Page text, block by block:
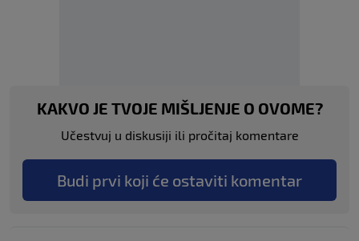
KAKVO JE TVOJE MIŠLJENJE O OVOME?
Učestvuj u diskusiji ili pročitaj komentare
Budi prvi koji će ostaviti komentar